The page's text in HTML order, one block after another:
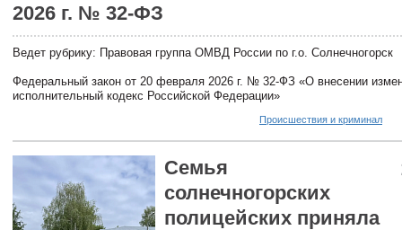
2026 г. № 32-ФЗ
Ведет рубрику: Правовая группа ОМВД России по г.о. Солнечногорск
Федеральный закон от 20 февраля 2026 г. № 32-ФЗ «О внесении
исполнительный кодекс Российской Федерации»
Происшествия и криминал
Семья
солнечногорских
полицейских приняла